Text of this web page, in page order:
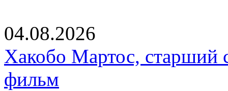
04.08.2026
Хакобо Мартос, старший
фильм